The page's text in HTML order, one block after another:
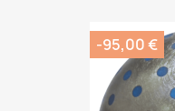
-95,00 €